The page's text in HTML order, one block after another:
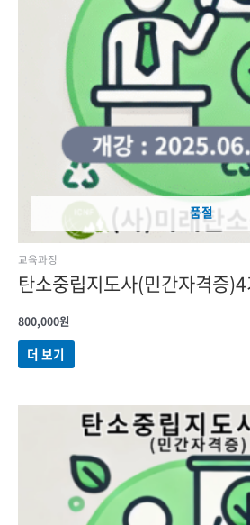
품절
교육과정
탄소중립지도사(민간자격증
800,000원
더 보기